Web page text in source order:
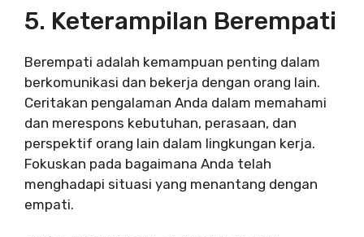
5. Keterampilan Berempati
Berempati adalah kemampuan penting dalam
berkomunikasi dan bekerja dengan orang lain.
Ceritakan pengalaman Anda dalam memahami
dan merespons kebutuhan, perasaan, dan
perspektif orang lain dalam lingkungan kerja.
Fokuskan pada bagaimana Anda telah
menghadapi situasi yang menantang dengan
empati.